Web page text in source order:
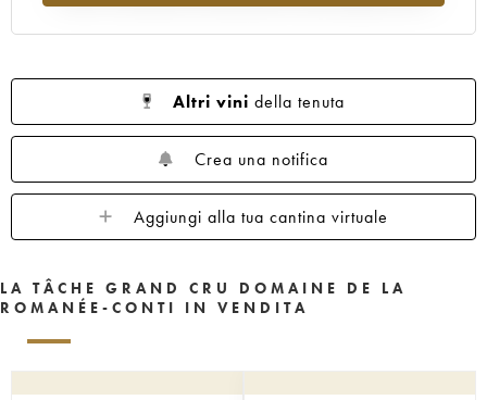
1957
1956 1955 1953
1952
1951
1950 1949 1948
1947
1945 1943 1942
1937
Altri vini della tenuta
Crea una notifica
Aggiungi alla tua cantina virtuale
LA TÂCHE GRAND CRU DOMAINE DE LA
ROMANÉE-CONTI IN VENDITA